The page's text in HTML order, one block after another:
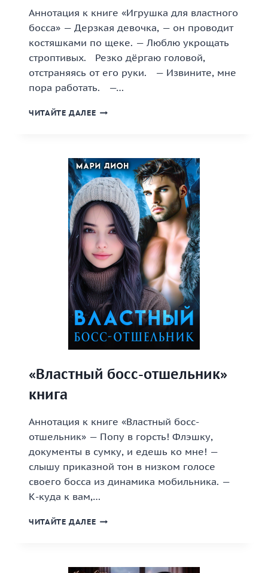
Аннотация к книге «Игрушка для властного
босса» — Дерзкая девочка, — он проводит
костяшками по щеке. — Люблю укрощать
строптивых. Резко дёргаю головой,
отстраняясь от его руки. — Извините, мне
пора работать. —…
ЧИТАЙТЕ ДАЛЕЕ «ИГРУШКА
КНИГА
«Властный босс-отшельник»
книга
Аннотация к книге «Властный босс-
отшельник» — Попу в горсть! Флэшку,
документы в сумку, и едешь ко мне! —
слышу приказной тон в низком голосе
своего босса из динамика мобильника. —
К-куда к вам,…
ЧИТАЙТЕ ДАЛЕЕ «ВЛАСТНЫЙ